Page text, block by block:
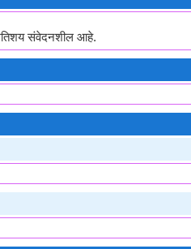
अतिशय संवेदनशील आहे.